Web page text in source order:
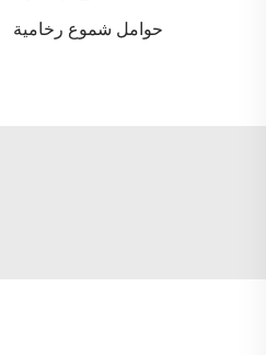
حوامل شموع رخامية